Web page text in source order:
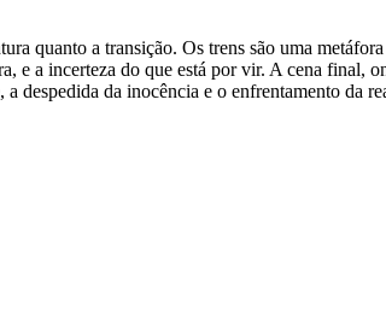
quanto a transição. Os trens são uma
a incerteza do que está por vir. A cena final,
despedida da inocência e o enfrentamento da